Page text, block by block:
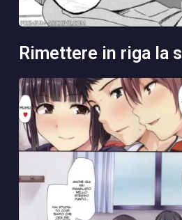
rimettere in riga la